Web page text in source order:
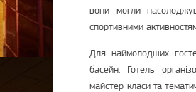
вони могли
спортивними
Для наймолодших
басейн. Готель
майстер-класи та